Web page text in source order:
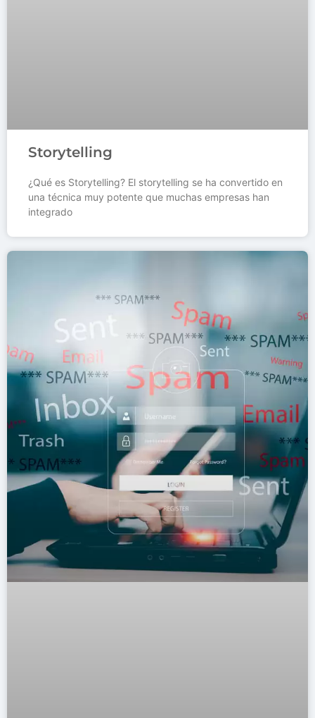
Storytelling
¿Qué es Storytelling? El storytelling se ha convertido en
una técnica muy potente que muchas empresas han
integrado